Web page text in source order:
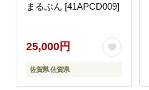
まるぶん [41APCD009]
25,000円
佐賀県 佐賀県